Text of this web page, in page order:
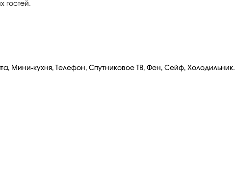
гостей.
Мини-кухня, Телефон, Спутниковое ТВ, Фен, Сейф, Холодильник.